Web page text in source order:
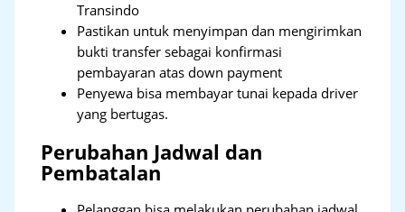
Transindo
Pastikan untuk menyimpan dan mengirimkan
bukti transfer sebagai konfirmasi
pembayaran atas down payment
Penyewa bisa membayar tunai kepada driver
yang bertugas.
Perubahan Jadwal dan
Pembatalan